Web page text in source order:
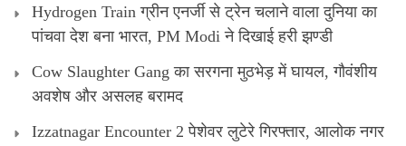
Hydrogen Train ग्रीन एनर्जी से ट्रेन चलाने वाला दुनिया का
पांचवा देश बना भारत, PM Modi ने दिखाई हरी झण्डी
Cow Slaughter Gang का सरगना मुठभेड़ में घायल, गौवंशीय
अवशेष और असलह बरामद
Izzatnagar Encounter 2 पेशेवर लुटेरे गिरफ्तार, आलोक नगर